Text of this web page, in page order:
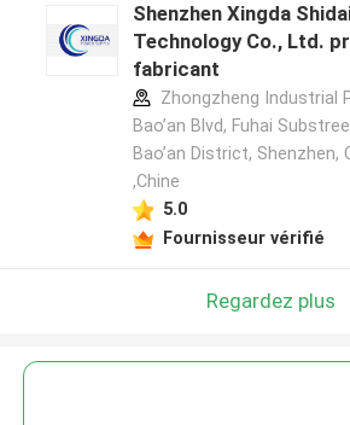
Shenzhen Xingda
Technology Co., Ltd.
fabricant
Zhongzheng Industrial
Bao’an Blvd, Fuhai
Bao’an District, Shenzhen,
,Chine
5.0
Fournisseur vérifié
Regardez plus